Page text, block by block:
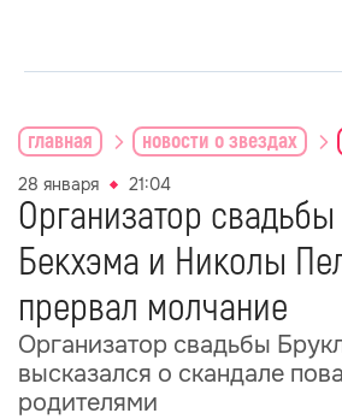
главная новости о звездах
28 января 21:04
Организатор
Бекхэма и Николы
прервал молчание
Организатор свадьбы
высказался о скандале
родителями